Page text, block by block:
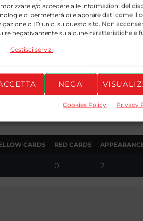
e/o accedere alle informazioni del
ci permetterà di elaborare dati come il
o ID unici su questo sito. Non
negativamente su alcune caratteristiche e
Gestisci servizi
NEGA
Cookies Policy Privacy
0 17
CARDS RED CARDS
0 2
CARDS RED CARDS
0 2